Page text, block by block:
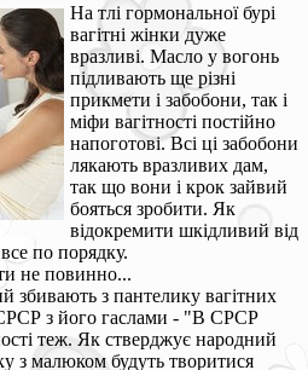
На тлі гормональної бурі
вагітні жінки дуже
вразливі. Масло у вогонь
підливають ще різні
прикмети і забобони, так і
міфи вагітності постійно
напоготові. Всі ці забобони
лякають вразливих дам,
так що вони і крок зайвий
бояться зробити. Як
відокремити шкідливий від
по порядку.
не повинно...
збивають з пантелику вагітних
СРСР з його гаслами - "В СРСР
теж. Як стверджує народний
з малюком будуть творитися